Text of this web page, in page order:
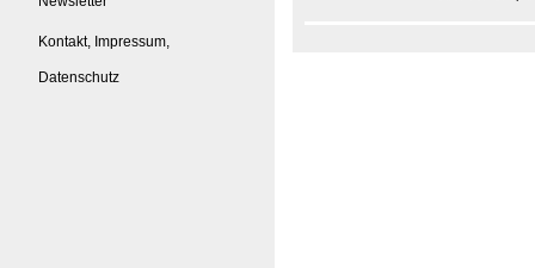
Kontakt, Impressum,
Datenschutz